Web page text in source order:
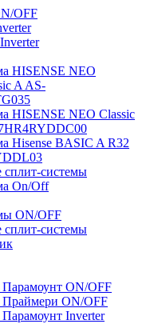
OFF
HISENSE NEO
A AS-
HISENSE NEO Classic
Hisense BASIC A R32
системы
On/Off
ON/OFF
системы
ON/OFF
ON/OFF
Inverter